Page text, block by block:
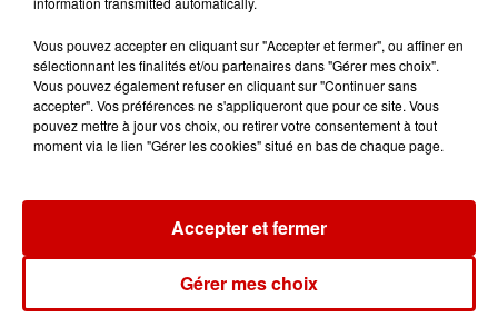
pour l'un des zoos de nos
Gagnez vos places pour le
Festival du Roi Arthur 2026 !
Gagnez vos entrées pour le
Musée du Sport Automobile au
Vous pouvez accepter en cliquant sur "Accepter et fermer", ou affiner en
sélectionnant les finalités et/ou partenaires dans "Gérer mes choix".
Vous pouvez également refuser en cliquant sur "Continuer sans
accepter". Vos préférences ne s'appliqueront que pour ce site. Vous
pouvez mettre à jour vos choix, ou retirer votre consentement à tout
moment via le lien "Gérer les cookies" situé en bas de chaque page.
Gérer mes choix
Accepter et fermer